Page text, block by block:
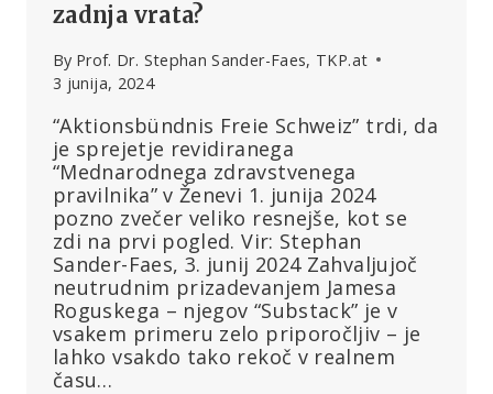
zadnja vrata?
By Prof. Dr. Stephan Sander-Faes, TKP.at
3 junija, 2024
“Aktionsbündnis Freie Schweiz” trdi, da
je sprejetje revidiranega
“Mednarodnega zdravstvenega
pravilnika” v Ženevi 1. junija 2024
pozno zvečer veliko resnejše, kot se
zdi na prvi pogled. Vir: Stephan
Sander-Faes, 3. junij 2024 Zahvaljujoč
neutrudnim prizadevanjem Jamesa
Roguskega – njegov “Substack” je v
vsakem primeru zelo priporočljiv – je
lahko vsakdo tako rekoč v realnem
času…